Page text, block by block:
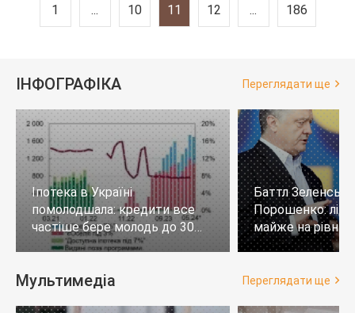
1 ... 10 11 12 ... 186
ІНФОГРАФІКА Переглядати ще
Іпотека в Україні
помолодшала: кредити все
частіше бере молодь до 30
років
Баттл
Порошенко:
майже на
тих, хто не
Мультимедіа Переглядати ще